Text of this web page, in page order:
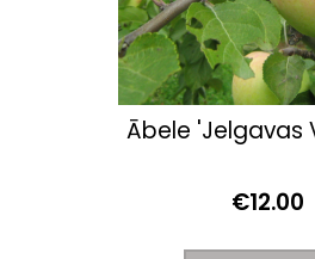
Ābele 'Jelgavas
€12.00